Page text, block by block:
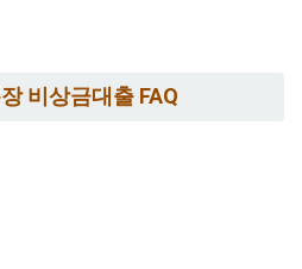
비상금대출 FAQ